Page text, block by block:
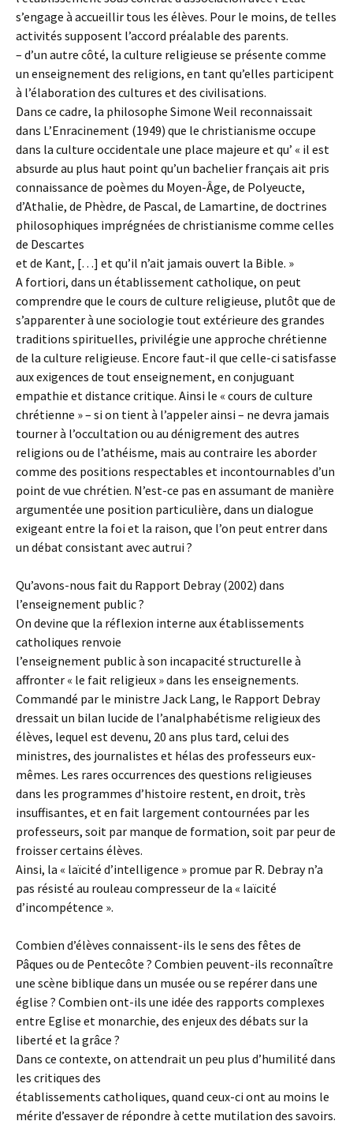
s’engage à accueillir tous les élèves. Pour le moins, de telles
activités supposent l’accord préalable des parents.
– d’un autre côté, la culture religieuse se présente comme
un enseignement des religions, en tant qu’elles participent
à l’élaboration des cultures et des civilisations.
Dans ce cadre, la philosophe Simone Weil reconnaissait
dans L’Enracinement (1949) que le christianisme occupe
dans la culture occidentale une place majeure et qu’ « il est
absurde au plus haut point qu’un bachelier français ait pris
connaissance de poèmes du Moyen-Âge, de Polyeucte,
d’Athalie, de Phèdre, de Pascal, de Lamartine, de doctrines
philosophiques imprégnées de christianisme comme celles
de Descartes
et de Kant, […] et qu’il n’ait jamais ouvert la Bible. »
A fortiori, dans un établissement catholique, on peut
comprendre que le cours de culture religieuse, plutôt que de
s’apparenter à une sociologie tout extérieure des grandes
traditions spirituelles, privilégie une approche chrétienne
de la culture religieuse. Encore faut-il que celle-ci satisfasse
aux exigences de tout enseignement, en conjuguant
empathie et distance critique. Ainsi le « cours de culture
chrétienne » – si on tient à l’appeler ainsi – ne devra jamais
tourner à l’occultation ou au dénigrement des autres
religions ou de l’athéisme, mais au contraire les aborder
comme des positions respectables et incontournables d’un
point de vue chrétien. N’est-ce pas en assumant de manière
argumentée une position particulière, dans un dialogue
exigeant entre la foi et la raison, que l’on peut entrer dans
un débat consistant avec autrui ?
Qu’avons-nous fait du Rapport Debray (2002) dans
l’enseignement public ?
On devine que la réflexion interne aux établissements
catholiques renvoie
l’enseignement public à son incapacité structurelle à
affronter « le fait religieux » dans les enseignements.
Commandé par le ministre Jack Lang, le Rapport Debray
dressait un bilan lucide de l’analphabétisme religieux des
élèves, lequel est devenu, 20 ans plus tard, celui des
ministres, des journalistes et hélas des professeurs eux-
mêmes. Les rares occurrences des questions religieuses
dans les programmes d’histoire restent, en droit, très
insuffisantes, et en fait largement contournées par les
professeurs, soit par manque de formation, soit par peur de
froisser certains élèves.
Ainsi, la « laïcité d’intelligence » promue par R. Debray n’a
pas résisté au rouleau compresseur de la « laïcité
d’incompétence ».
Combien d’élèves connaissent-ils le sens des fêtes de
Pâques ou de Pentecôte ? Combien peuvent-ils reconnaître
une scène biblique dans un musée ou se repérer dans une
église ? Combien ont-ils une idée des rapports complexes
entre Eglise et monarchie, des enjeux des débats sur la
liberté et la grâce ?
Dans ce contexte, on attendrait un peu plus d’humilité dans
les critiques des
établissements catholiques, quand ceux-ci ont au moins le
mérite d’essayer de répondre à cette mutilation des savoirs.